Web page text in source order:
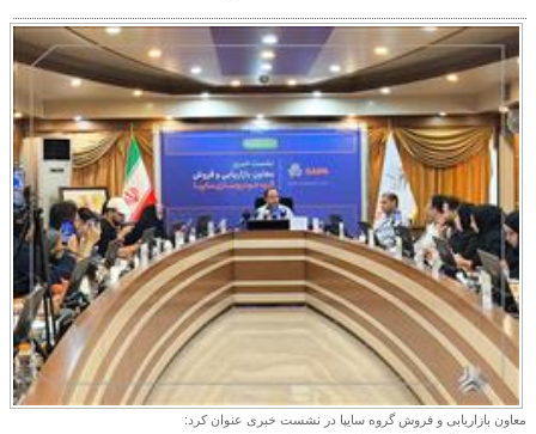
معاون بازاریابی و فروش گروه سایپا در نشست خبری عنوان کرد: